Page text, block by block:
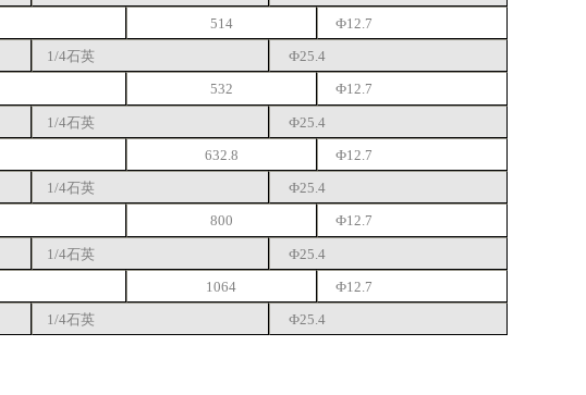
514 Ф12.7
1/4石英 Ф25.4
532 Ф12.7
1/4石英 Ф25.4
632.8 Ф12.7
1/4石英 Ф25.4
800 Ф12.7
1/4石英 Ф25.4
1064 Ф12.7
1/4石英 Ф25.4